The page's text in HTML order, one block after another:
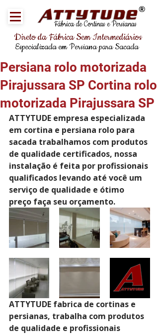
Fábrica de Cortinas e Persianas
®
Direto da Fábrica Sem Intermediários
Especializada em Persiana para Sacada
Persiana rolo motorizada
Pirajussara SP Cortina rolo
motorizada Pirajussara SP
ATTYTUDE empresa especializada
em cortina e persiana rolo para
sacada trabalhamos com produtos
de qualidade certificados, nossa
instalação é feita por profissionais
qualificados levando até você um
serviço de qualidade e ótimo
preço faça seu orçamento.
ATTYTUDE fabrica de cortinas e
persianas, trabalha com produtos
de qualidade e profissionais